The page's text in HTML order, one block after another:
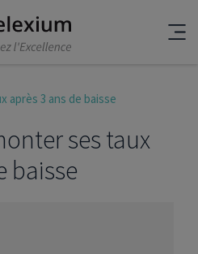
après 3 ans de baisse
ses taux
baisse